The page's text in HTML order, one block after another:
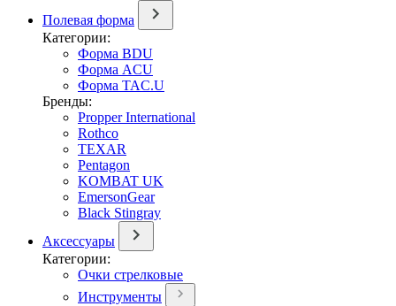
Полевая форма
Категории:
Форма BDU
Форма ACU
Форма TAC.U
Бренды:
Propper International
Rothco
TEXAR
Pentagon
KOMBAT UK
EmersonGear
Black Stingray
Аксессуары
Категории:
Очки стрелковые
Инструменты